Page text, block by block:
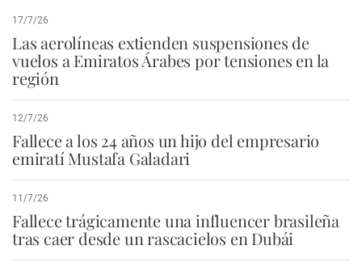
17/7/26
Las aerolíneas extienden suspensiones de
vuelos a Emiratos Árabes por tensiones en la
región
12/7/26
Fallece a los 24 años un hijo del empresario
emiratí Mustafa Galadari
11/7/26
Fallece trágicamente una influencer brasileña
tras caer desde un rascacielos en Dubái